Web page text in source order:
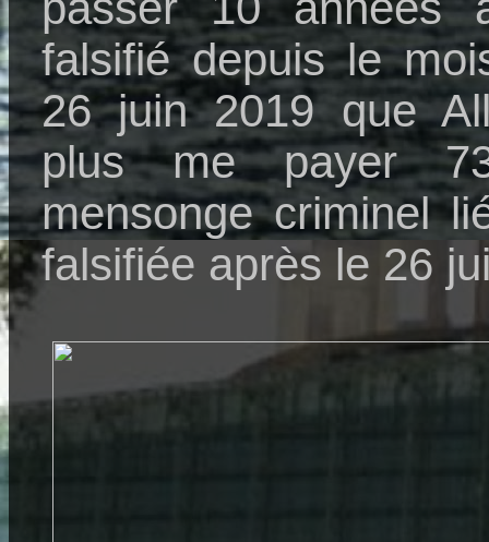
falsifié depuis le
26 juin 2019 que
plus me payer
mensonge criminel
falsifiée après le 26